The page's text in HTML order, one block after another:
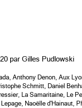
par Gilles Pudlowski
, Anthony Denon, Aux
Schmitt, Daniel
, La Samaritaine, Le
, Naoëlle d'Hainaut,